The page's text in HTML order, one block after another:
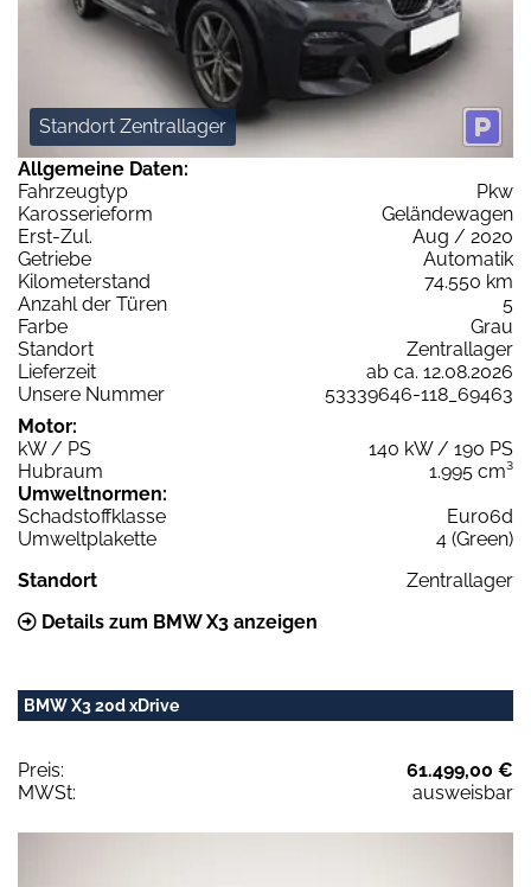
Standort Zentrallager
Allgemeine Daten:
Fahrzeugtyp
Pkw
Karosserieform
Geländewagen
Erst-Zul.
Aug / 2020
Getriebe
Automatik
Kilometerstand
74.550 km
Anzahl der Türen
5
Farbe
Grau
Standort
Zentrallager
Lieferzeit
ab ca. 12.08.2026
Unsere Nummer
53339646-118_69463
Motor:
kW / PS
140 kW / 190 PS
Hubraum
1.995 cm³
Umweltnormen:
Schadstoffklasse
Euro6d
Umweltplakette
4 (Green)
Standort
Zentrallager
Details zum BMW X3 anzeigen
BMW X3 20d xDrive
Preis:
61.499,00 €
MWSt:
ausweisbar